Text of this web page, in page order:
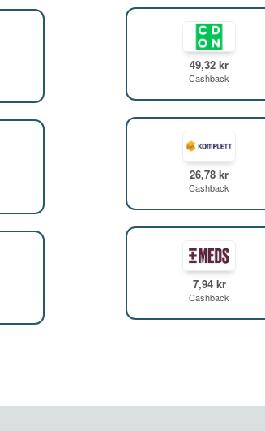
49,32 kr
Cashback
26,78 kr
Cashback
7,94 kr
Cashback